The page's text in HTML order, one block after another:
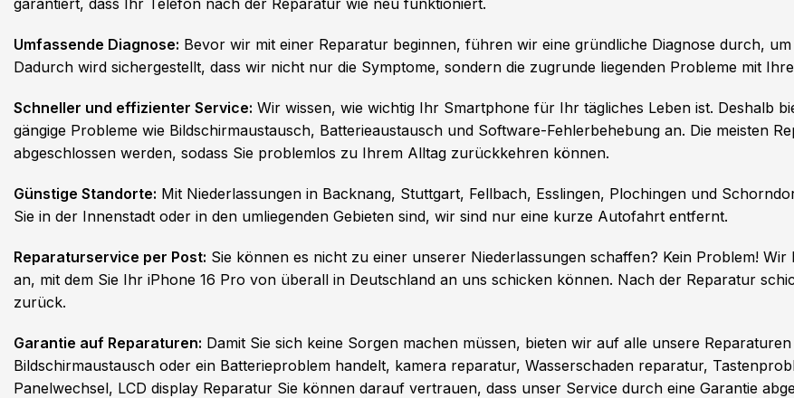
garantiert, dass Ihr Telefon nach der Reparatur wie neu funktioniert.
Umfassende Diagnose: Bevor wir mit einer Reparatur beginnen, führen wir eine gründliche Diagnose durch,
Dadurch wird sichergestellt, dass wir nicht nur die Symptome, sondern die zugrunde liegenden Probleme mit
Schneller und effizienter Service: Wir wissen, wie wichtig Ihr Smartphone für Ihr tägliches Leben ist. Deshalb
gängige Probleme wie Bildschirmaustausch, Batterieaustausch und Software-Fehlerbehebung an. Die meisten
abgeschlossen werden, sodass Sie problemlos zu Ihrem Alltag zurückkehren können.
Günstige Standorte: Mit Niederlassungen in Backnang, Stuttgart, Fellbach, Esslingen, Plochingen und
Sie in der Innenstadt oder in den umliegenden Gebieten sind, wir sind nur eine kurze Autofahrt entfernt.
Reparaturservice per Post: Sie können es nicht zu einer unserer Niederlassungen schaffen? Kein Problem!
an, mit dem Sie Ihr iPhone 16 Pro von überall in Deutschland an uns schicken können. Nach der Reparatur
zurück.
Garantie auf Reparaturen: Damit Sie sich keine Sorgen machen müssen, bieten wir auf alle unsere
Bildschirmaustausch oder ein Batterieproblem handelt, kamera reparatur, Wasserschaden reparatur,
Panelwechsel, LCD display Reparatur Sie können darauf vertrauen, dass unser Service durch eine Garantie